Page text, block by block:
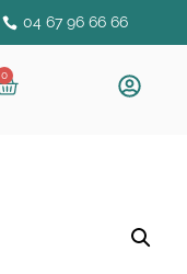
04 67 96 66 66
0